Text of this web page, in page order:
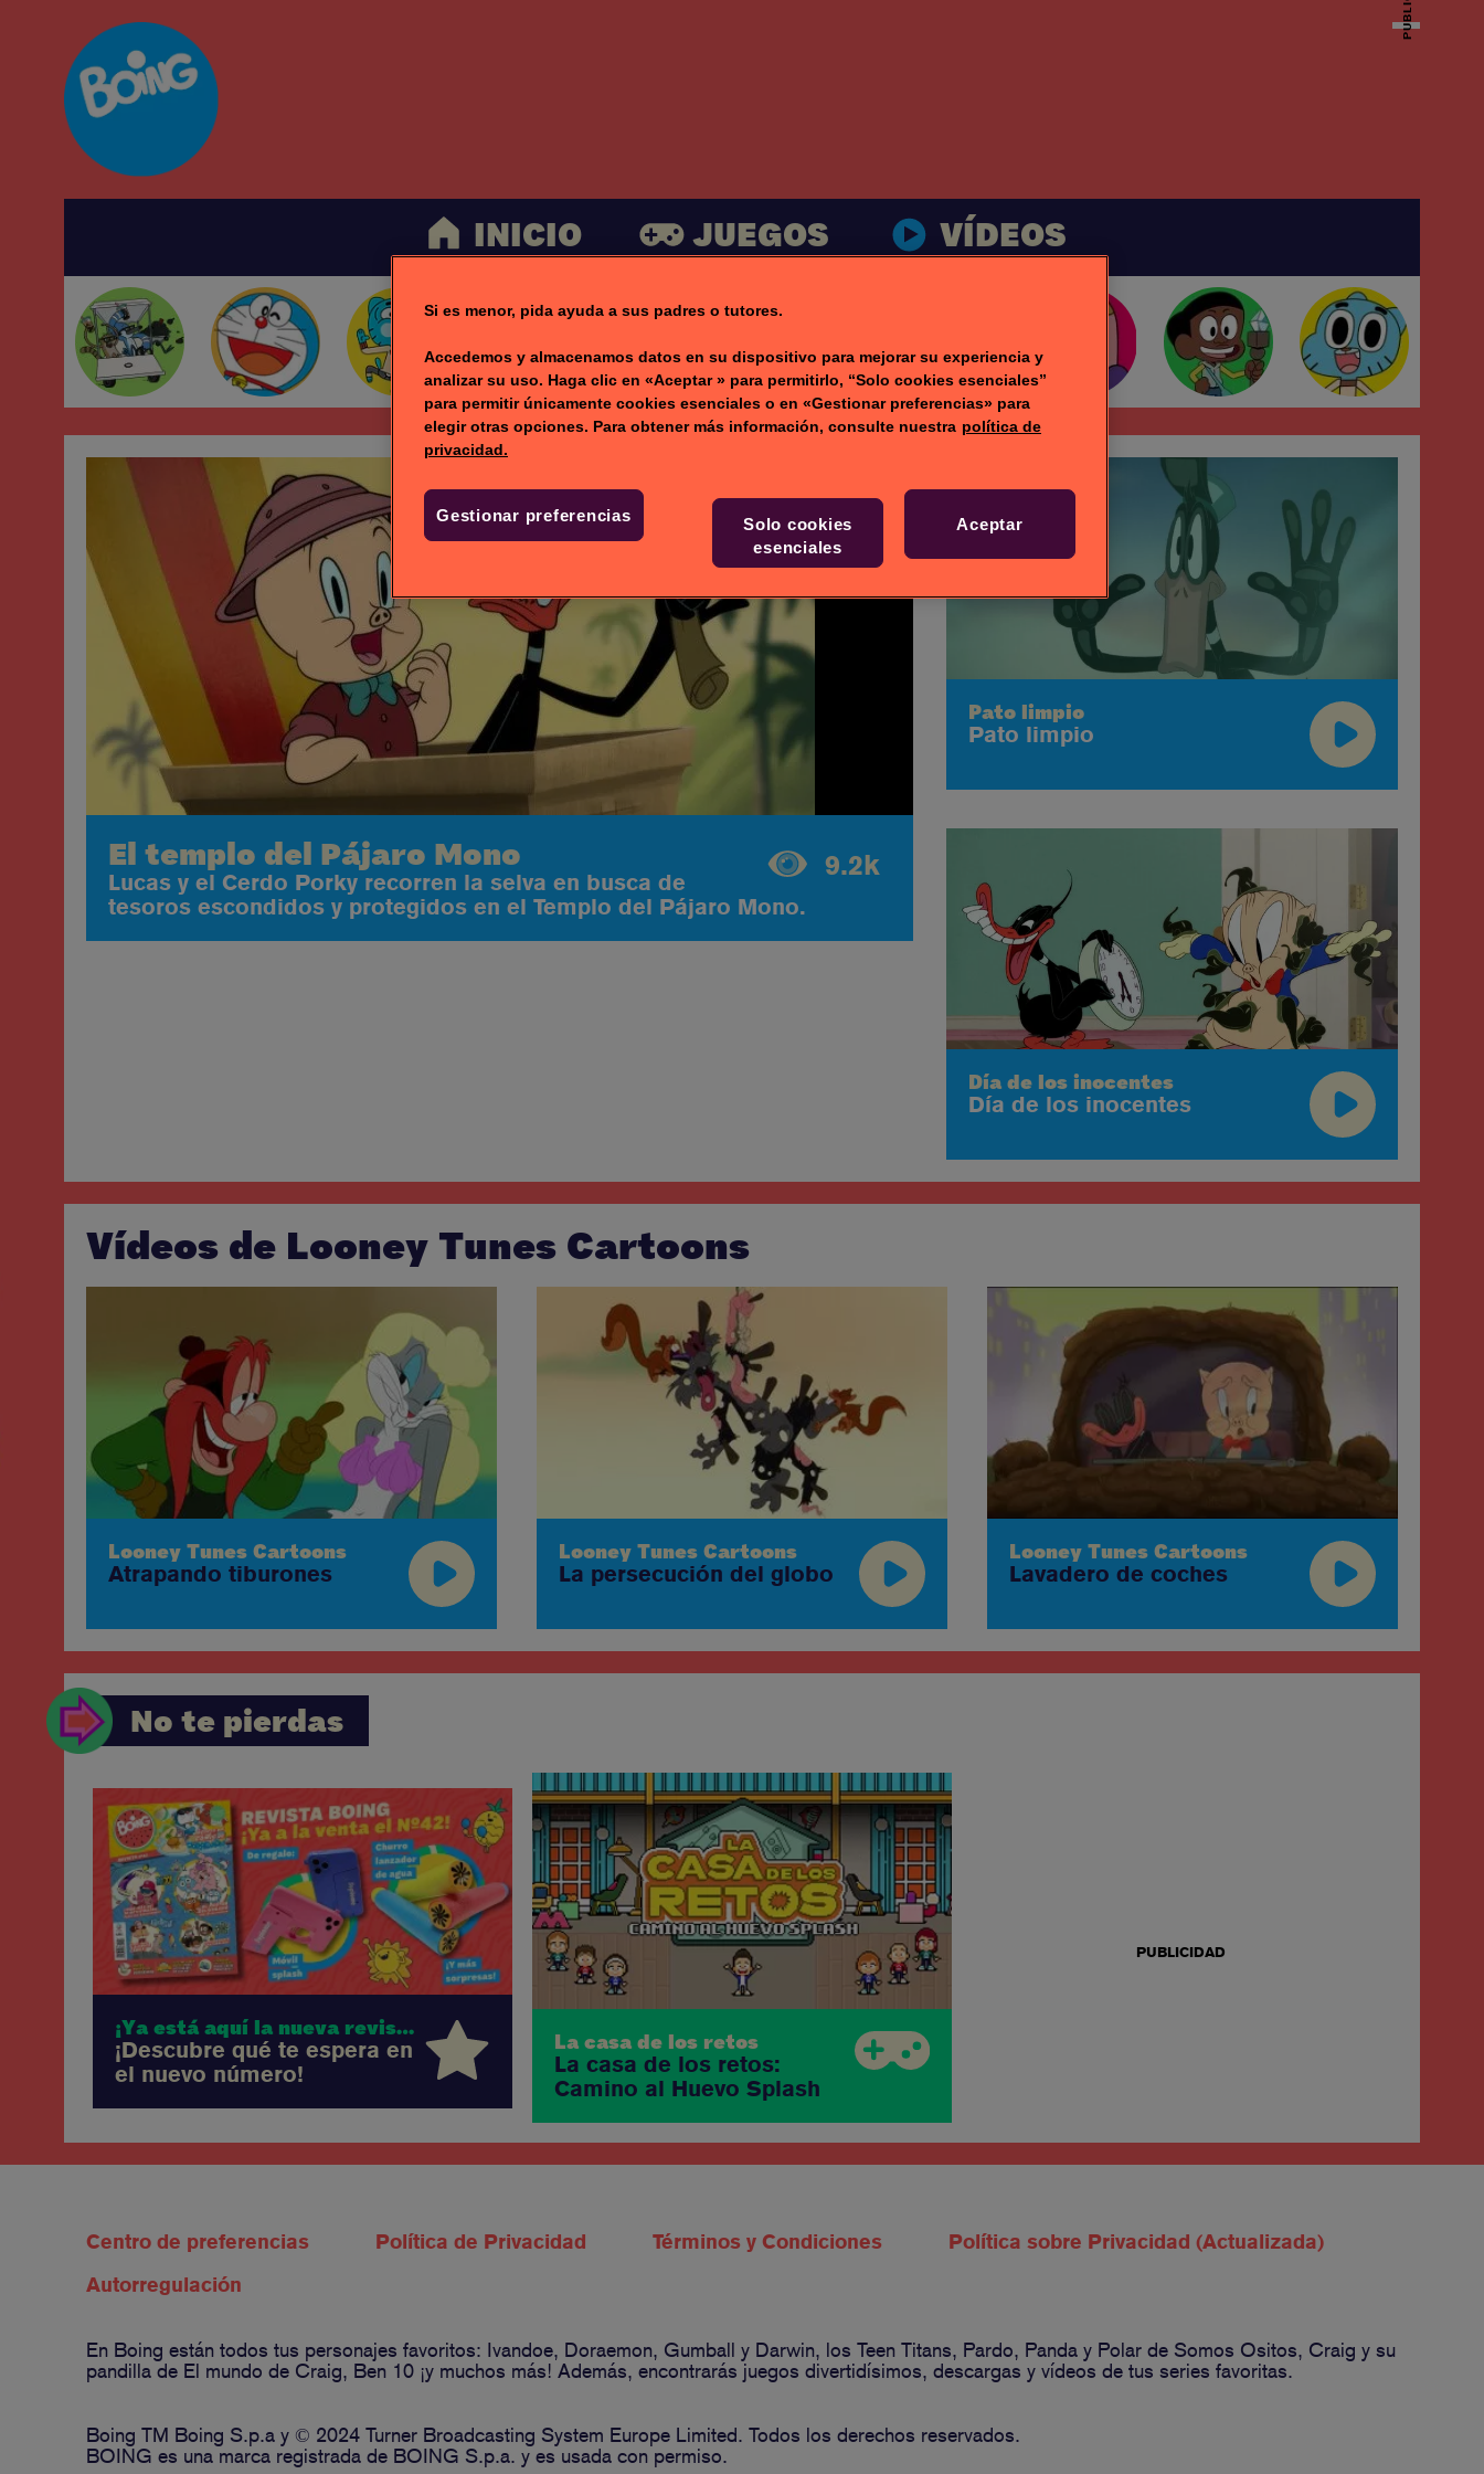
INICIO JUEGOS VÍDEOS
9.2k
El templo del Pájaro Mono
Lucas y el Cerdo Porky recorren la selva en busca de
tesoros escondidos y protegidos en el Templo del Pájaro Mono.
Pato limpio
Pato limpio
Día de los inocentes
Día de los inocentes
Vídeos de Looney Tunes Cartoons
Looney Tunes Cartoons
Atrapando tiburones
Looney Tunes Cartoons
La persecución del globo
Looney Tunes Cartoons
Lavadero de coches
No te pierdas
¡Ya está aquí la nueva revista Boing!
¡Descubre qué te espera en
el nuevo número!
La casa de los retos
La casa de los retos:
Camino al Huevo Splash
PUBLICIDAD
Centro de preferencias Política de Privacidad Términos y Condiciones
Política sobre Privacidad (Actualizada)
Autorregulación
En Boing están todos tus personajes favoritos: Ivandoe, Doraemon, Gumball y Darwin, los Teen Titans, Pardo, Panda y Polar de Somos Ositos, Craig y su
pandilla de El mundo de Craig, Ben 10 ¡y muchos más! Además, encontrarás juegos divertidísimos, descargas y vídeos de tus series favoritas.
Boing TM Boing S.p.a y © 2024 Turner Broadcasting System Europe Limited. Todos los derechos reservados.
BOING es una marca registrada de BOING S.p.a. y es usada con permiso.
Si es menor, pida ayuda a sus padres o tutores.
Accedemos y almacenamos datos en su dispositivo para mejorar su experiencia y
analizar su uso. Haga clic en «Aceptar » para permitirlo, “Solo cookies esenciales”
para permitir únicamente cookies esenciales o en «Gestionar preferencias» para
elegir otras opciones. Para obtener más información, consulte nuestra política de
privacidad.
Gestionar preferencias
Solo cookies
esenciales
Aceptar